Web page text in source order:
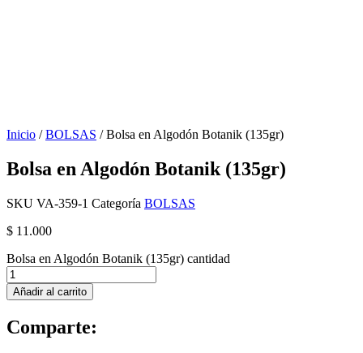
Inicio /BOLSAS / Bolsa en Algodón Botanik (135gr)
Bolsa en Algodón Botanik (135gr)
SKU VA-359-1 Categoría BOLSAS
$ 11.000
Bolsa en Algodón Botanik (135gr) cantidad
Añadir al carrito
Comparte: